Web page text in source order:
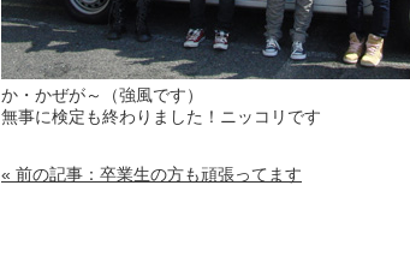
か・かぜが～（強風です）
無事に検定も終わりました！ニッコリです
« 前の記事：卒業生の方も頑張ってます